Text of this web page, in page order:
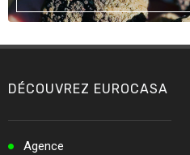
DÉCOUVREZ EUROCASA
Agence